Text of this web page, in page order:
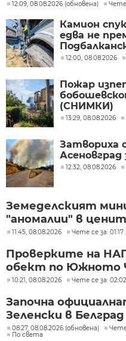
12:09, 08.08.2026 (обновена) Чете
Камион
едва не
12:00, 08.08.2026
Пожар
(СНИМКИ)
13:29, 08.08.2026
Затвориха
12:32, 08.08.2026
Земеделският
"аномалии" в
11:45, 08.08.2026 Чете се за:
Проверките на
обект по Южното
10:21, 08.08.2026 Чете се за:
Започна
Зеленски в Белград
08:27, 08.08.2026 (обновена)
По света